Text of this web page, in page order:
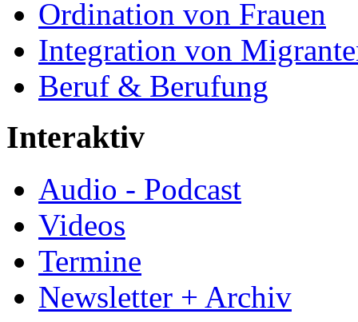
Ordination von Frauen
Integration von
Beruf & Berufung
Interaktiv
Audio - Podcast
Videos
Termine
Newsletter + Archiv